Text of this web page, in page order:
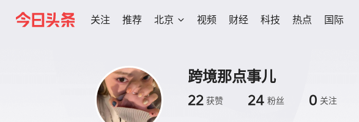
关注 推荐 北京 视频 财经 科技 热点 国际
跨境那点事儿
22 获赞 24 粉丝 0 关注